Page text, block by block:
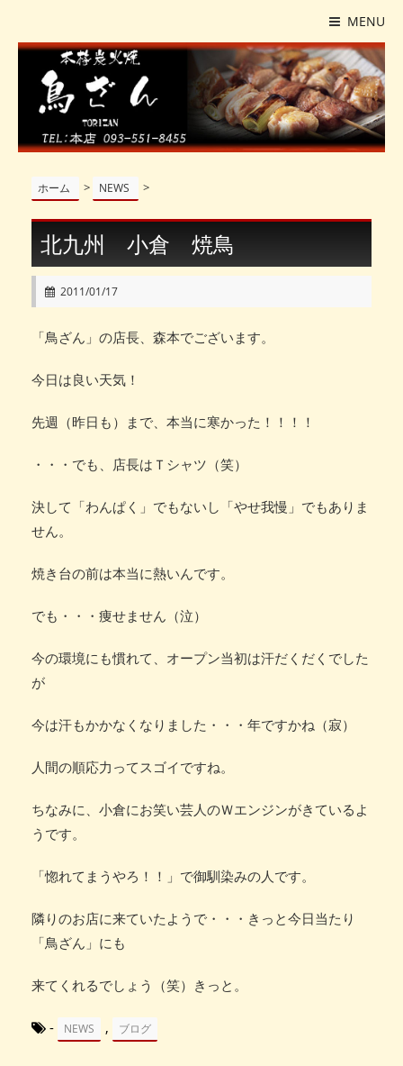
MENU
ホーム > NEWS >
北九州 小倉 焼鳥
2011/01/17
「鳥ざん」の店長、森本でございます。
今日は良い天気！
先週（昨日も）まで、本当に寒かった！！！！
・・・でも、店長はＴシャツ（笑）
決して「わんぱく」でもないし「やせ我慢」でもありま
せん。
焼き台の前は本当に熱いんです。
でも・・・痩せません（泣）
今の環境にも慣れて、オープン当初は汗だくだくでした
が
今は汗もかかなくなりました・・・年ですかね（寂）
人間の順応力ってスゴイですね。
ちなみに、小倉にお笑い芸人のＷエンジンがきているよ
うです。
「惚れてまうやろ！！」で御馴染みの人です。
隣りのお店に来ていたようで・・・きっと今日当たり
「鳥ざん」にも
来てくれるでしょう（笑）きっと。
- NEWS , ブログ